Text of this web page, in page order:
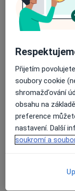
Recenze
Hledejte v
Přijetím
soubory cookie
shromažďování
obsahu na
preference
nastavení. Další
soukromí a